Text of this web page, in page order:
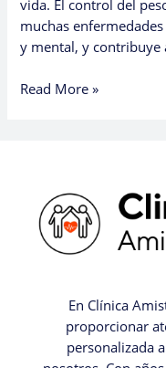
vida. El control del
muchas
y mental, y
Read More »
En Clínica
proporcionar
personalizada